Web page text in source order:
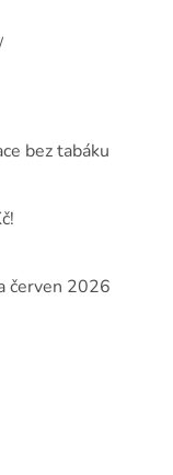
bez tabáku
červen 2026